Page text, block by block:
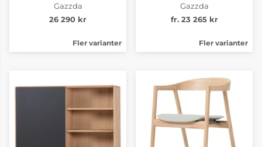
Gazzda
26 290 kr
Fler varianter
Gazzda
fr. 23 265 kr
Fler varianter